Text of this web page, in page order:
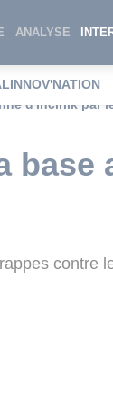
ANALYSE
INNOV'NATION
d'Incirlik par
base
contre